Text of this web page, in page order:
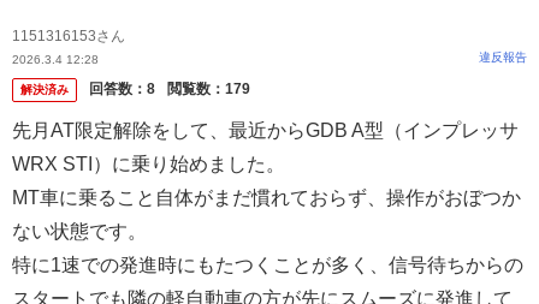
1151316153さん
2026.3.4 12:28 違反報告
解決済み 回答数： 8 閲覧数： 179
先月AT限定解除をして、最近からGDB A型（インプレッサ
WRX STI）に乗り始めました。
MT車に乗ること自体がまだ慣れておらず、操作がおぼつか
ない状態です。
特に1速での発進時にもたつくことが多く、信号待ちからの
スタートでも隣の軽自動車の方が先にスムーズに発進して